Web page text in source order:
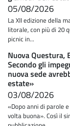
05/08/2026
La XII edizione della
litorale, con più di 20
picnic in...
Nuova Questura,
Secondo gli
nuova sede
estate»
03/08/2026
«Dopo anni di parole
volta buona». Così il